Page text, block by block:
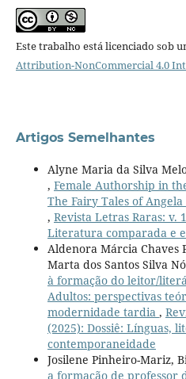
Este trabalho está licenciado sob
Attribution-NonCommercial 4.0
Artigos Semelhantes
Alyne Maria da Silva
, Female Authorship in
The Fairy Tales of
, Revista Letras Raras: v.
Literatura comparada e
Aldenora Márcia Chaves
Marta dos Santos Silva
à formação do leitor/
Adultos: perspectivas
modernidade tardia ,
(2025): Dossiê: Línguas,
contemporaneidade
Josilene Pinheiro-Mariz,
a formação de professor